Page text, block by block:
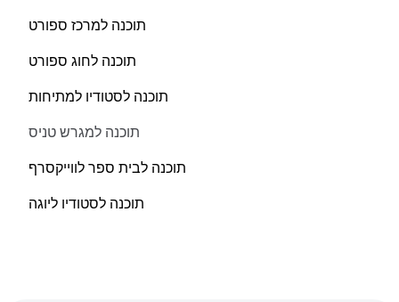
תוכנה למרכז ספורט
תוכנה לחוג ספורט
תוכנה לסטודיו למתיחות
תוכנה למגרש טניס
תוכנה לבית ספר לווייקסרף
תוכנה לסטודיו ליוגה